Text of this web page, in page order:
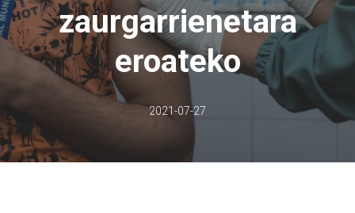
zaurgarrienetara
eroateko
2021-07-27